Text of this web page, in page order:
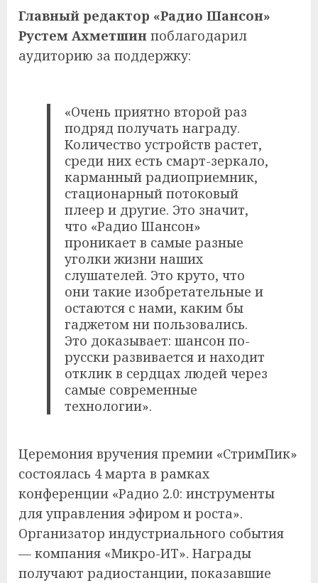
Главный редактор «Радио Шансон»
Рустем Ахметшин поблагодарил
аудиторию за поддержку:
«Очень приятно второй раз
подряд получать награду.
Количество устройств растет,
среди них есть смарт-зеркало,
карманный радиоприемник,
стационарный потоковый
плеер и другие. Это значит,
что «Радио Шансон»
проникает в самые разные
уголки жизни наших
слушателей. Это круто, что
они такие изобретательные и
остаются с нами, каким бы
гаджетом ни пользовались.
Это доказывает: шансон по-
русски развивается и находит
отклик в сердцах людей через
самые современные
технологии».
Церемония вручения премии «СтримПик»
состоялась 4 марта в рамках
конференции «Радио 2.0: инструменты
для управления эфиром и роста».
Организатор индустриального события
— компания «Микро-ИТ». Награды
получают радиостанции, показавшие